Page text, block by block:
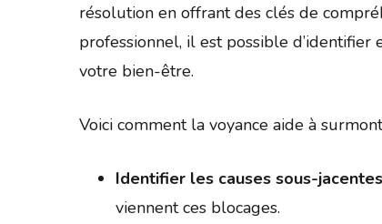
résolution en offrant des clés de
professionnel, il est possible d’identifier
votre bien-être.
Voici comment la voyance aide à
Identifier les causes sous-jacentes
viennent ces blocages.